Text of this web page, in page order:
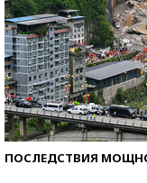
ПОСЛЕДСТВИЯ